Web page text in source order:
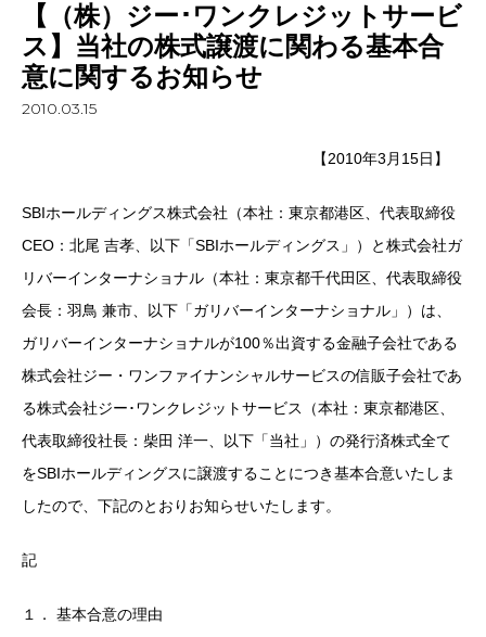
【（株）ジー･ワンクレジットサービ
ス】当社の株式譲渡に関わる基本合
意に関するお知らせ
2010.03.15
【2010年3月15日】
SBIホールディングス株式会社（本社：東京都港区、代表取締役
CEO：北尾 吉孝、以下「SBIホールディングス」）と株式会社ガ
リバーインターナショナル（本社：東京都千代田区、代表取締役
会長：羽鳥 兼市、以下「ガリバーインターナショナル」）は、
ガリバーインターナショナルが100％出資する金融子会社である
株式会社ジー・ワンファイナンシャルサービスの信販子会社であ
る株式会社ジー･ワンクレジットサービス（本社：東京都港区、
代表取締役社長：柴田 洋一、以下「当社」）の発行済株式全て
をSBIホールディングスに譲渡することにつき基本合意いたしま
したので、下記のとおりお知らせいたします。
記
１． 基本合意の理由